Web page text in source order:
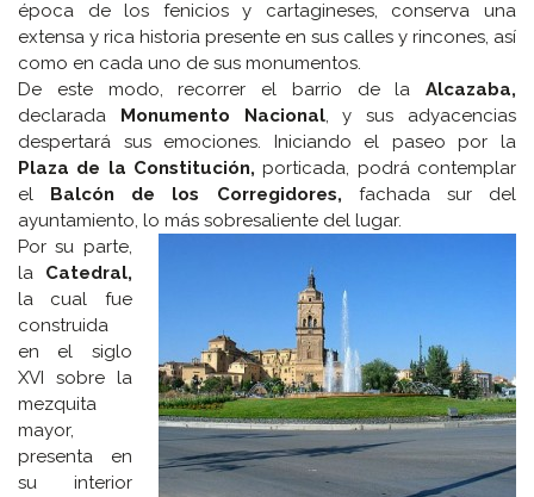
época de los fenicios y cartagineses, conserva una
extensa y rica historia presente en sus calles y rincones, así
como en cada uno de sus monumentos.
De este modo, recorrer el barrio de la Alcazaba,
declarada
Monumento Nacional, y sus adyacencias
despertará sus emociones. Iniciando el paseo por la
Plaza de la Constitución, porticada, podrá contemplar
el
Balcón de los Corregidores, fachada sur del
ayuntamiento, lo más sobresaliente del lugar.
Por su parte,
la Catedral,
la cual fue
construida
en el siglo
XVI sobre la
mezquita
mayor,
presenta en
su interior